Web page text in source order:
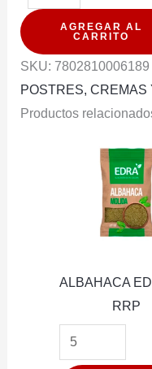
WATTS
AZUCAR
AGREGAR AL
CARRITO
SKU: 7802810006189
POSTRES, CREMAS
Productos
ALBAHACA
RRP